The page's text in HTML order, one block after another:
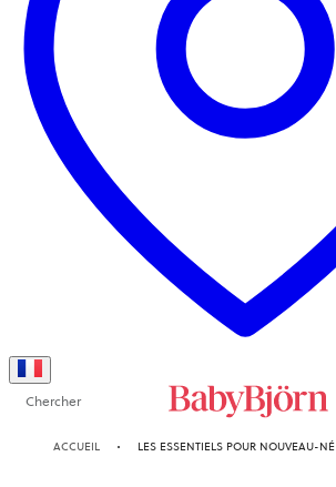
Chercher
ACCUEIL LES ESSENTIELS POUR NOUVEAU-NÉ